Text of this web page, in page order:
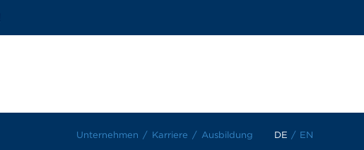
DE / EN
Unternehmen Karriere Ausbildung